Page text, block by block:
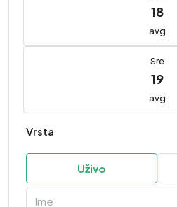
18
avg
Sre
19
avg
Vrsta
Uživo